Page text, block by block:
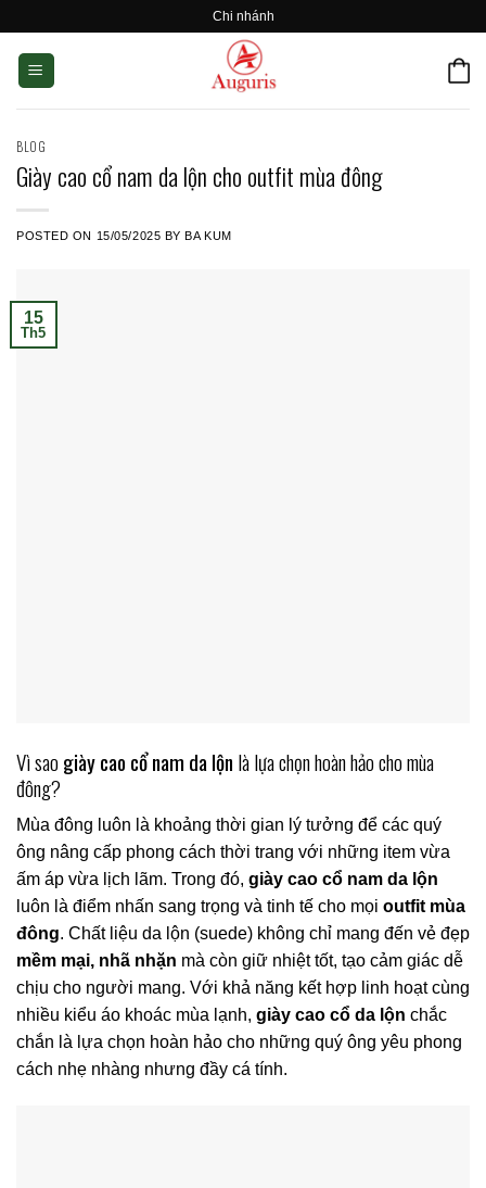
content
Chi nhánh
BLOG
Giày cao cổ nam da lộn cho outfit mùa đông
POSTED ON 15/05/2025 BYBA KUM
15
Th5
Vì saogiày cao cổ nam da lộn là lựa chọn hoàn hảo cho mùa
đông?
Mùa đông luôn là khoảng thời gian lý tưởng để các quý
ông nâng cấp phong cách thời trang với những item vừa
ấm áp vừa lịch lãm. Trong đó, giày cao cổ nam da lộn
luôn là điểm nhấn sang trọng và tinh tế cho mọi outfit mùa
đông. Chất liệu da lộn (suede) không chỉ mang đến vẻ đẹp
mềm mại, nhã nhặn mà còn giữ nhiệt tốt, tạo cảm giác dễ
chịu cho người mang. Với khả năng kết hợp linh hoạt cùng
nhiều kiểu áo khoác mùa lạnh, giày cao cổ da lộn chắc
chắn là lựa chọn hoàn hảo cho những quý ông yêu phong
cách nhẹ nhàng nhưng đầy cá tính.